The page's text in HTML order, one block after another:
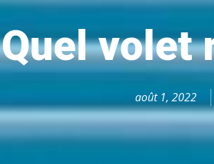
Quel volet
août 1, 2022